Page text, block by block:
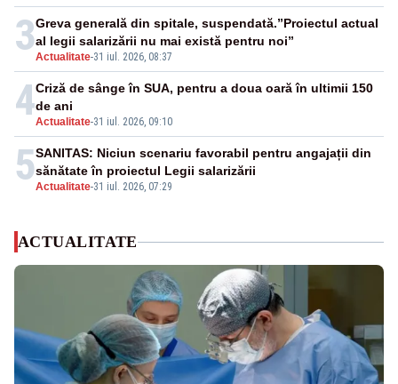
3Actualitate-31 iul. 2026, 08:37
Greva generală din spitale, suspendată.”Proiectul actual
al legii salarizării nu mai există pentru noi”
4Actualitate-31 iul. 2026, 09:10
Criză de sânge în SUA, pentru a doua oară în ultimii 150
de ani
5Actualitate-31 iul. 2026, 07:29
SANITAS: Niciun scenariu favorabil pentru angajații din
sănătate în proiectul Legii salarizării
ACTUALITATE